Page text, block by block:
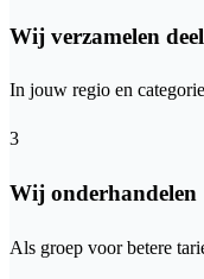
Wij verzamelen
In jouw regio en
3
Wij onderhandelen
Als groep voor betere